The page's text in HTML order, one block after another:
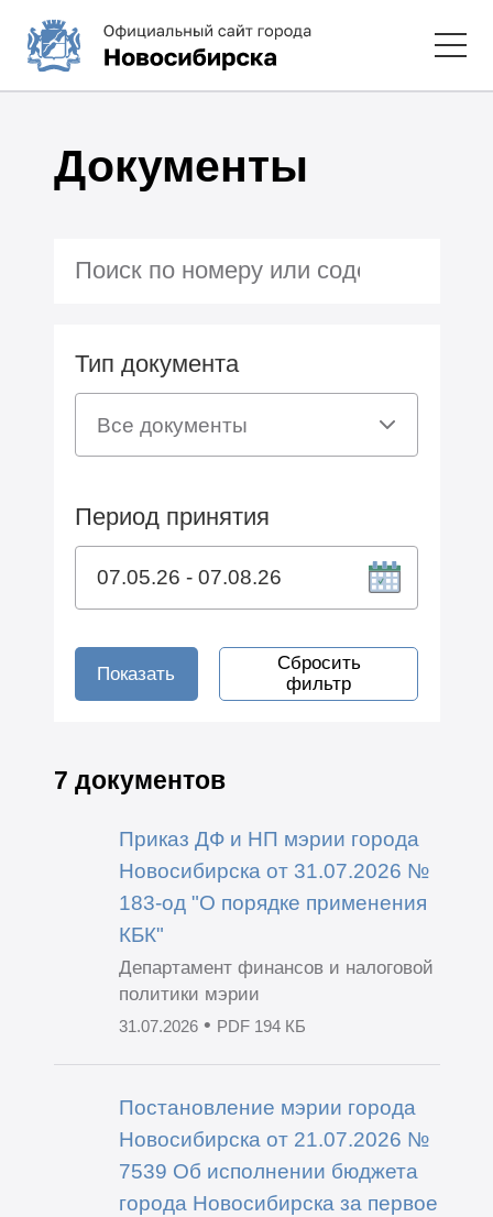
Документы
Тип документа
Период принятия
Показать
Сбросить
фильтр
7 документов
Приказ ДФ и НП мэрии города
Новосибирска от 31.07.2026 №
183-од "О порядке применения
КБК"
Департамент финансов и налоговой
политики мэрии
31.07.2026• PDF 194 КБ
Постановление мэрии города
Новосибирска от 21.07.2026 №
7539 Об исполнении бюджета
города Новосибирска за первое